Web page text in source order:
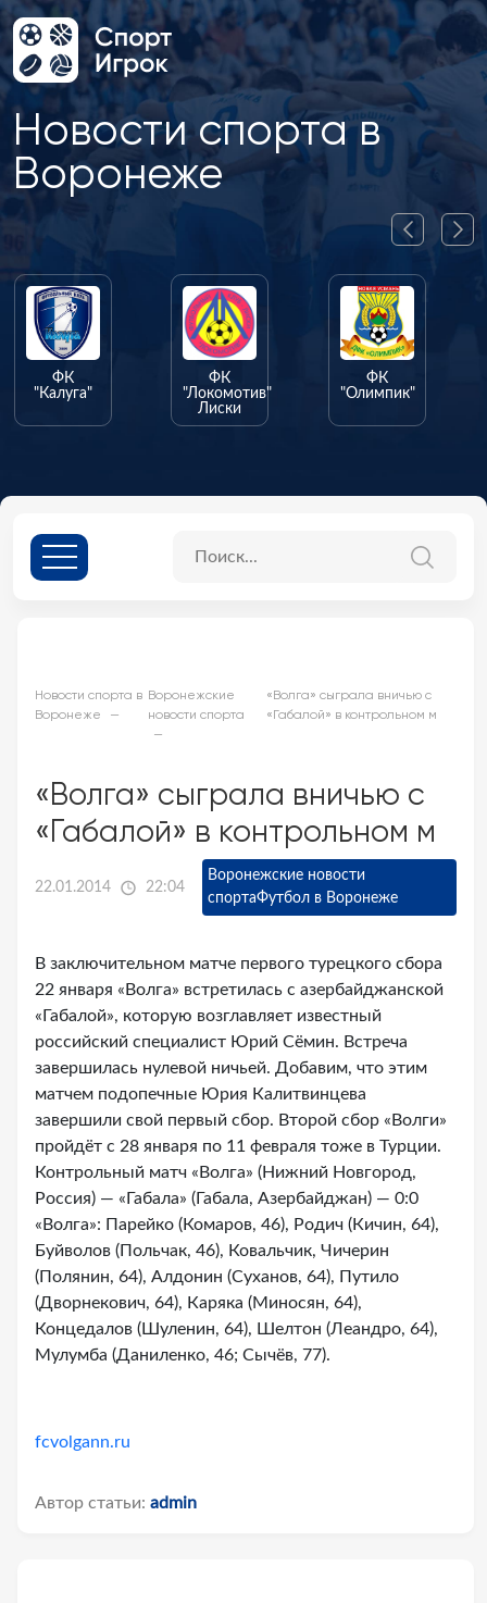
Новости спорта в
Воронеже
ФК
"Калуга"
ФК
"Локомотив"
Лиски
ФК
"Олимпик"
Новости спорта в
Воронеже
Воронежские
новости спорта
«Волга» сыграла вничью с
«Габалой» в контрольном м
«Волга» сыграла вничью с
«Габалой» в контрольном м
22.01.2014 22:04
Воронежские новости
спортаФутбол в Воронеже
В заключительном матче первого турецкого сбора
22 января «Волга» встретилась с азербайджанской
«Габалой», которую возглавляет известный
российский специалист Юрий Сёмин. Встреча
завершилась нулевой ничьей. Добавим, что этим
матчем подопечные Юрия Калитвинцева
завершили свой первый сбор. Второй сбор «Волги»
пройдёт с 28 января по 11 февраля тоже в Турции.
Контрольный матч «Волга» (Нижний Новгород,
Россия) — «Габала» (Габала, Азербайджан) — 0:0
«Волга»: Парейко (Комаров, 46), Родич (Кичин, 64),
Буйволов (Польчак, 46), Ковальчик, Чичерин
(Полянин, 64), Алдонин (Суханов, 64), Путило
(Дворнекович, 64), Каряка (Миносян, 64),
Концедалов (Шуленин, 64), Шелтон (Леандро, 64),
Мулумба (Даниленко, 46; Сычёв, 77).
fcvolgann.ru
Автор статьи: admin